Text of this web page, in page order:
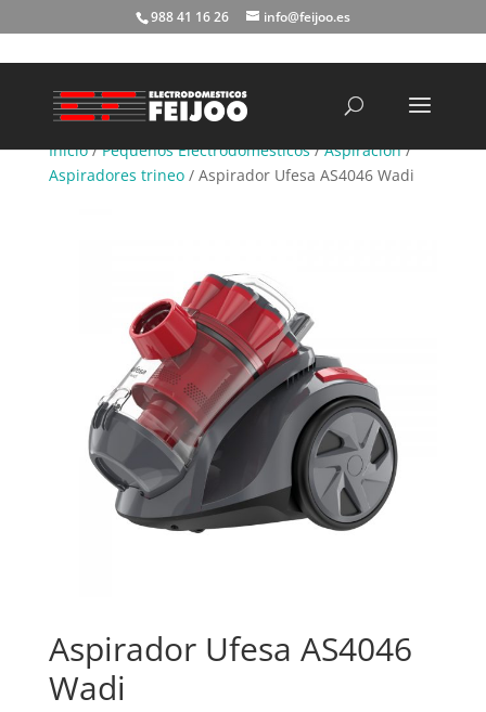
988 41 16 26 info@feijoo.es
Inicio/Pequeños Electrodomésticos/Aspiración/
Aspiradores trineo/ Aspirador Ufesa AS4046 Wadi
Aspirador Ufesa AS4046
Wadi